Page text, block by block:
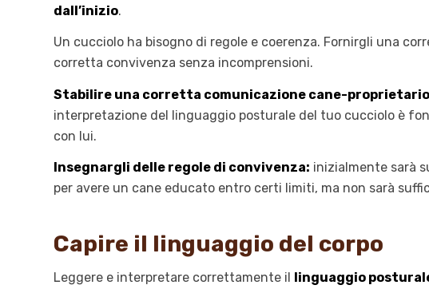
dall’inizio.
Un cucciolo ha bisogno di regole e coerenza. Fornirgli una
corretta convivenza senza incomprensioni.
Stabilire una corretta comunicazione cane-
interpretazione del linguaggio posturale del tuo cucciolo è
con lui.
Insegnargli delle regole di convivenza: inizialmente sarà
per avere un cane educato entro certi limiti, ma non sarà
Capire il linguaggio del corpo
Leggere e interpretare correttamente il linguaggio